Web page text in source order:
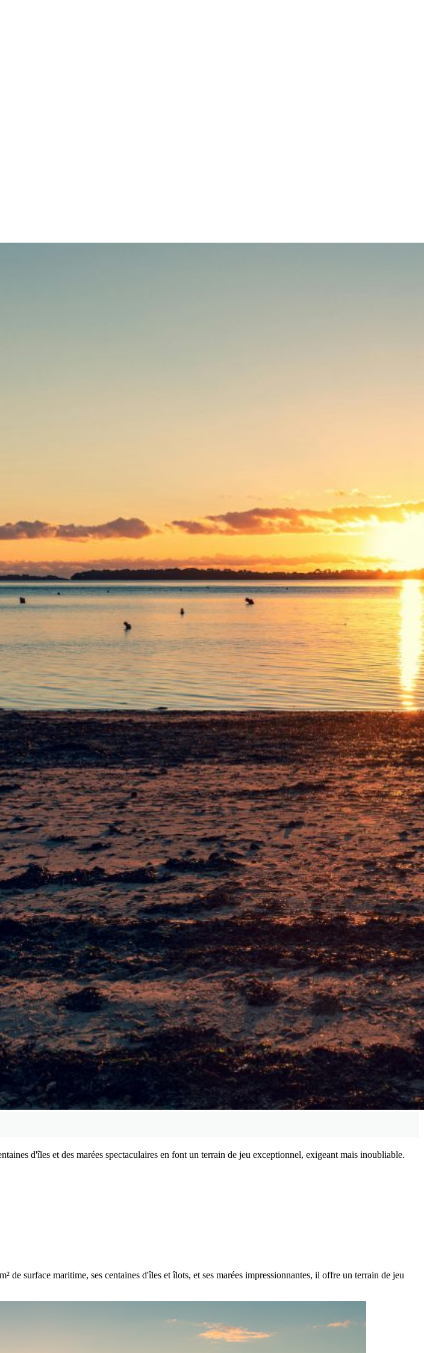
d'îles et des marées spectaculaires en font un terrain de jeu exceptionnel, exigeant mais inoubliable.
surface maritime, ses centaines d'îles et îlots, et ses marées impressionnantes, il offre un terrain de jeu